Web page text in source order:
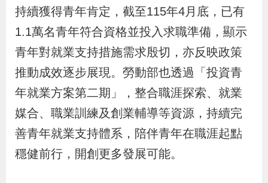
s
h
隱
私
權
及
資
訊
持續獲得青年肯定，截至115年4月底，已有
1.1萬名青年符合資格並投入求職準備，顯示
青年對就業支持措施需求殷切，亦反映政策
推動成效逐步展現。勞動部也透過「投資青
年就業方案第二期」，整合職涯探索、就業
媒合、職業訓練及創業輔導等資源，持續完
善青年就業支持體系，陪伴青年在職涯起點
穩健前行，開創更多發展可能。